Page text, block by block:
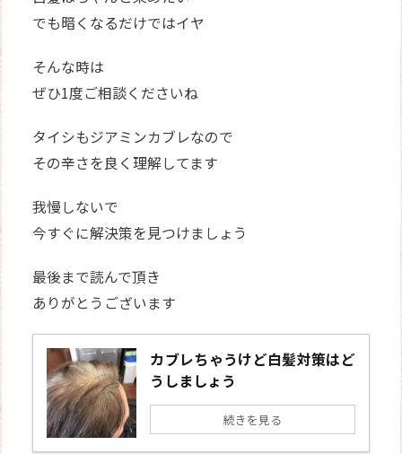
でも暗くなるだけではイヤ
そんな時は
ぜひ1度ご相談くださいね
タイシもジアミンカブレなので
その辛さを良く理解してます
我慢しないで
今すぐに解決策を見つけましょう
最後まで読んで頂き
ありがとうございます
カブレちゃうけど白髪対策はど
うしましょう
続きを見る